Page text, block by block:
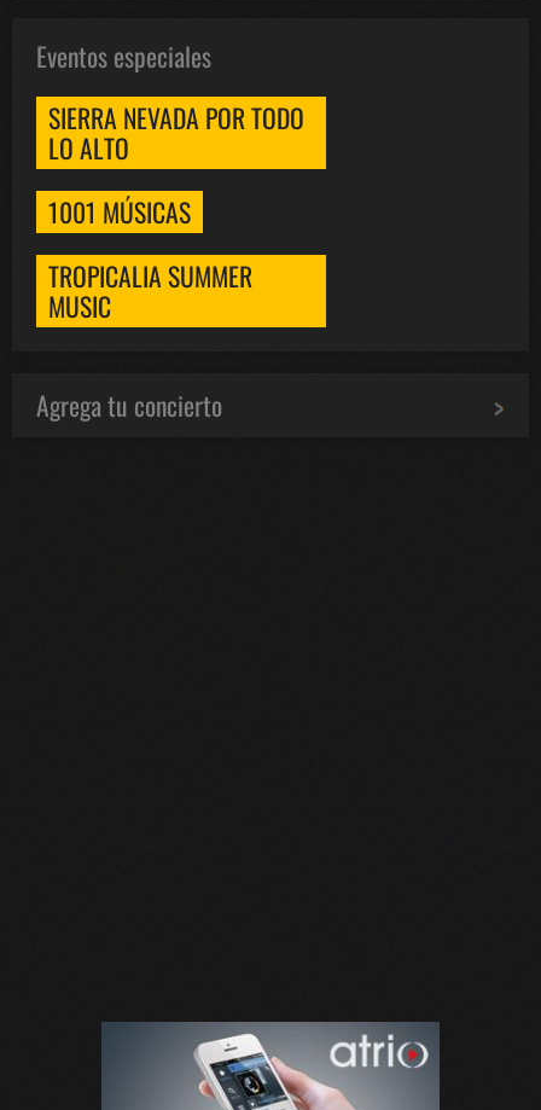
Eventos especiales
SIERRA NEVADA POR TODO
LO ALTO
1001 MÚSICAS
TROPICALIA SUMMER
MUSIC
Agrega tu concierto